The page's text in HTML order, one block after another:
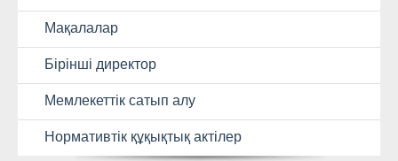
Мақалалар
Бірінші директор
Мемлекеттік сатып алу
Нормативтік құқықтық актілер